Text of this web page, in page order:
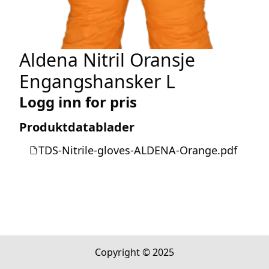
Aldena Nitril Oransje
Engangshansker L
Logg inn for pris
Produktdatablader
TDS-Nitrile-gloves-ALDENA-Orange.pdf
Copyright © 2025